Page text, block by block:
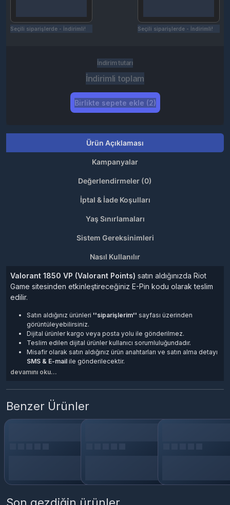
Seçili siparişlerde - İndirimli! Seçili siparişlerde - İndirimli!
İndirim tutarı
İndirimli toplam
Birlikte sepete ekle (2)
Ürün Açıklaması
Kampanyalar
Değerlendirmeler (0)
İptal & İade Koşulları
Yaş Sınırlamaları
Sistem Gereksinimleri
Nasıl Kullanılır
Valorant 1850 VP (Valorant Points) satın aldığınızda Riot
Game sitesinden etkinleştireceğiniz E-Pin kodu olarak teslim
edilir.
Satın aldığınız ürünleri ''siparişlerim'' sayfası üzerinden
görüntüleyebilirsiniz.
Dijital ürünler kargo veya posta yolu ile gönderilmez.
Teslim edilen dijital ürünler kullanıcı sorumluluğundadır.
Misafir olarak satın aldığınız ürün anahtarları ve satın alma detayı
SMS & E-mail ile gönderilecektir.
Dijital ürünlerde, Mesafeli Satışlar Yönetmeliği’nin 15. maddesi
Valorant Nedir?
Valorant VP Nedir, Ne İşe Yarar?
Valorant VP (Valorant Points), oyuncuların oyun içi
devamını oku...
Benzer Ürünler